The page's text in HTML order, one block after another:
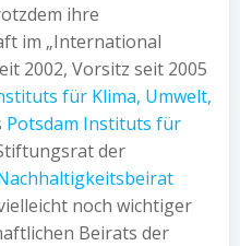
ihre
im „International
2002, Vorsitz seit 2005
für Klima, Umwelt,
Potsdam Instituts für
der
noch wichtiger
Beirats der